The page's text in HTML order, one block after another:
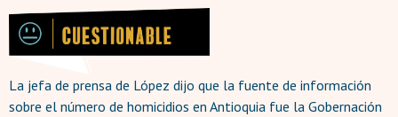
La jefa de prensa de López dijo que la fuente de información
sobre el número de homicidios en Antioquia fue la Gobernación